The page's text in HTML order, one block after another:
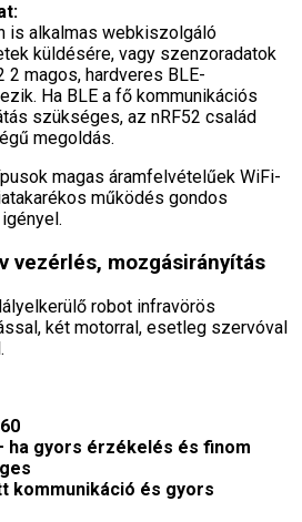
is alkalmas webkiszolgáló
küldésére, vagy szenzoradatok
2 magos, hardveres BLE-
Ha BLE a fő kommunikációs
szükséges, az nRF52 család
megoldás.
magas áramfelvételűek WiFi-
működés gondos
vezérlés, mozgásirányítás
robot infravörös
két motorral, esetleg szervóval
ha gyors érzékelés és finom
kommunikáció és gyors